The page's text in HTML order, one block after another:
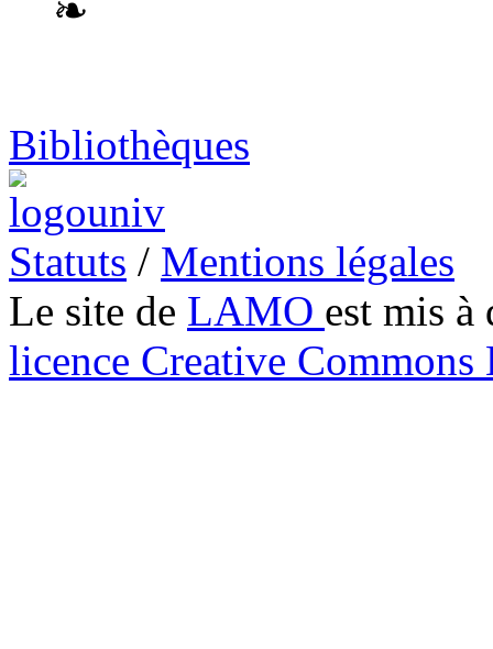
❧
Bibliothèques
Statuts / Mentions légales
Le site de LAMO est mis à
licence Creative